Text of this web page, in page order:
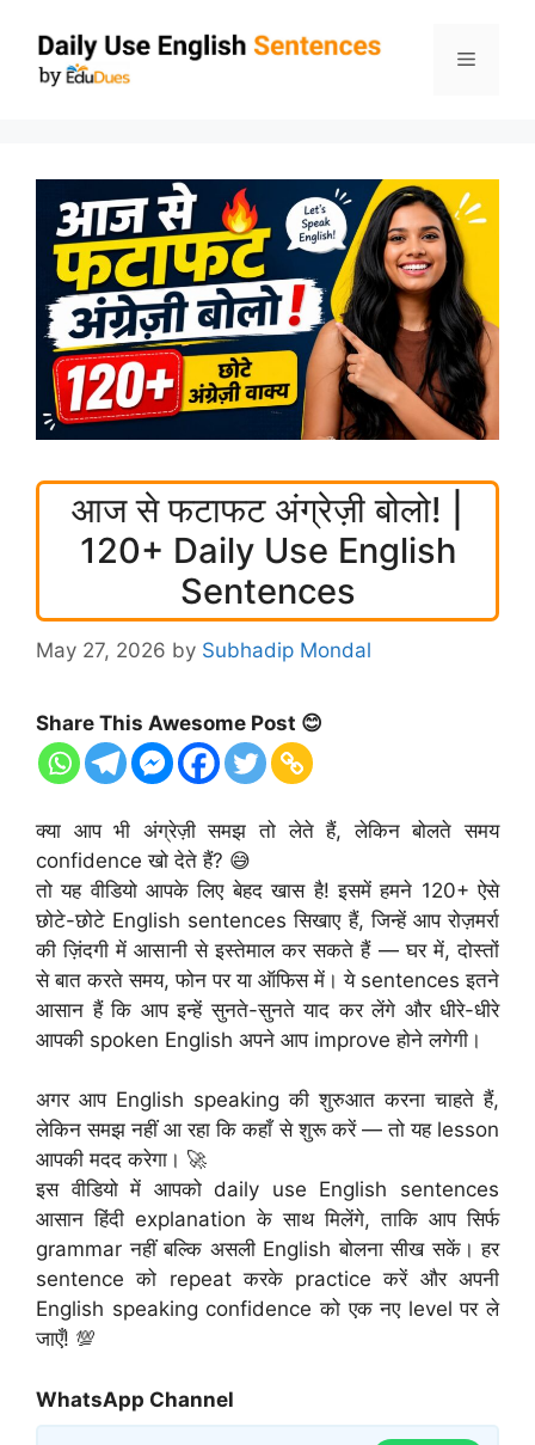
content
Menu
आज से फटाफट अंग्रेज़ी बोलो! |
120+ Daily Use English
Sentences
May 27, 2026 by Subhadip Mondal
Share This Awesome Post 😊
क्या आप भी अंग्रेज़ी समझ तो लेते हैं, लेकिन बोलते समय
confidence खो देते हैं? 😅
तो यह वीडियो आपके लिए बेहद खास है! इसमें हमने 120+ ऐसे
छोटे-छोटे English sentences सिखाए हैं, जिन्हें आप रोज़मर्रा
की ज़िंदगी में आसानी से इस्तेमाल कर सकते हैं — घर में, दोस्तों
से बात करते समय, फोन पर या ऑफिस में। ये sentences इतने
आसान हैं कि आप इन्हें सुनते-सुनते याद कर लेंगे और धीरे-धीरे
आपकी spoken English अपने आप improve होने लगेगी।
अगर आप English speaking की शुरुआत करना चाहते हैं,
लेकिन समझ नहीं आ रहा कि कहाँ से शुरू करें — तो यह lesson
आपकी मदद करेगा। 🚀
इस वीडियो में आपको daily use English sentences
आसान हिंदी explanation के साथ मिलेंगे, ताकि आप सिर्फ
grammar नहीं बल्कि असली English बोलना सीख सकें। हर
sentence को repeat करके practice करें और अपनी
English speaking confidence को एक नए level पर ले
जाएँ! 💯
WhatsApp Channel